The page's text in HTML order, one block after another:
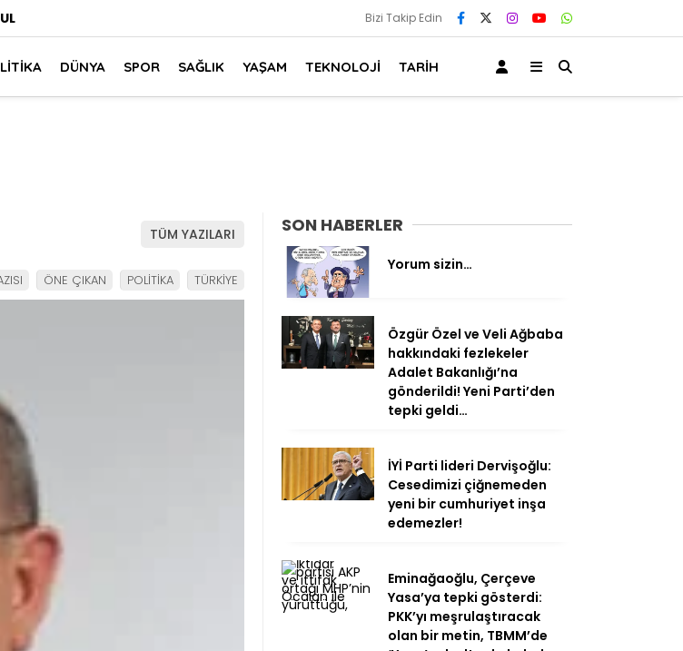
Bizi Takip Edin
DÜNYA SPOR SAĞLIK YAŞAM TEKNOLOJİ TARİH
TÜM YAZILARI
ÖNE ÇIKAN POLİTİKA TÜRKİYE
SON HABERLER
Yorum sizin…
Özgür Özel ve Veli Ağbaba
hakkındaki fezlekeler
Adalet Bakanlığı’na
gönderildi! Yeni Parti’den
tepki geldi…
İYİ Parti lideri Dervişoğlu:
Cesedimizi çiğnemeden
yeni bir cumhuriyet inşa
edemezler!
Eminağaoğlu, Çerçeve
Yasa’ya tepki gösterdi:
PKK’yı meşrulaştıracak
olan bir metin, TBMM’de